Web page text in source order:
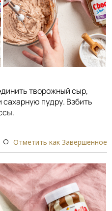
творожный сыр,
пудру. Взбить
Отметить как Завершенное